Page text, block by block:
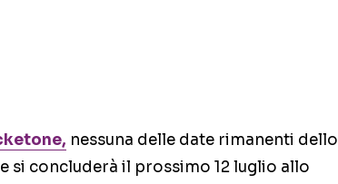
nessuna delle date rimanenti dello
si concluderà il prossimo 12 luglio allo